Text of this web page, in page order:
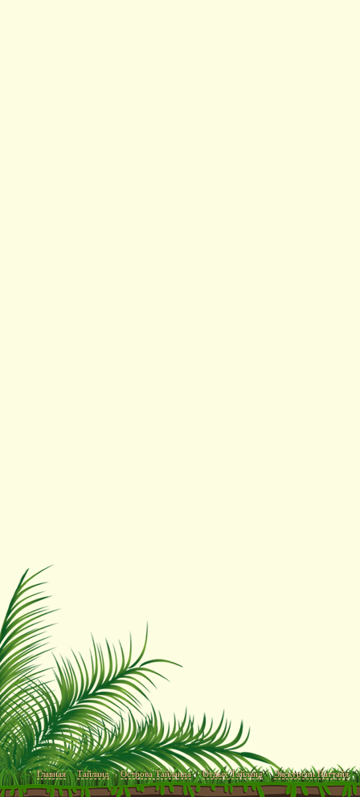
Главная Тайланд Острова Тайланда Отдых Тайланд Экскурсии Паттайя